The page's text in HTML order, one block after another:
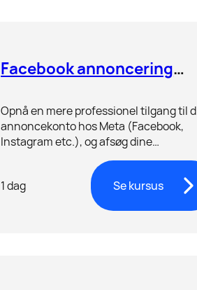
Facebook annoncering
Opnå en mere professionel tilgang til
annoncekonto hos Meta (Facebook,
Instagram etc.), og afsøg dine
vækstmuligheder med den populære
1 dag
Se kursus